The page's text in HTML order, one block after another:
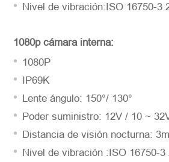
Nivel de vibración:ISO 16750-3
1080p cámara interna:
1080P
IP69K
Lente ángulo: 150°/ 130°
Poder suministro: 12V / 10 ~
Distancia de visión nocturna:
Nivel de vibración :ISO 16750-3